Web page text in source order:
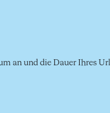
an und die Dauer Ihres